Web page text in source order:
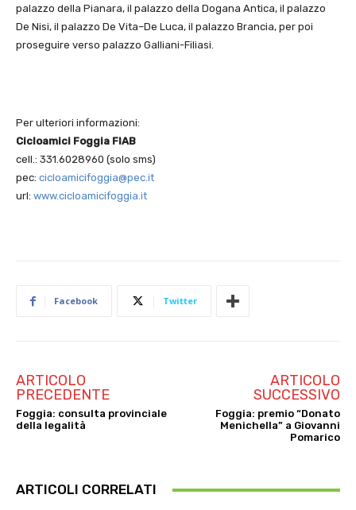
palazzo della Pianara, il palazzo della Dogana Antica, il palazzo
De Nisi, il palazzo De Vita–De Luca, il palazzo Brancia, per poi
proseguire verso palazzo Galliani-Filiasi.
Per ulteriori informazioni:
Cicloamici Foggia FIAB
cell.: 331.6028960 (solo sms)
pec: cicloamicifoggia@pec.it
url: www.cicloamicifoggia.it
Facebook Twitter
ARTICOLO
PRECEDENTE
Foggia: consulta provinciale
della legalità
ARTICOLO
SUCCESSIVO
Foggia: premio “Donato
Menichella” a Giovanni
Pomarico
ARTICOLI CORRELATI